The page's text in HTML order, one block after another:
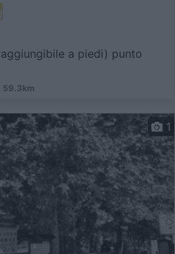
a piedi) punto
59.3km
1